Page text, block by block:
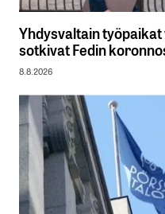
Yhdysvaltain
sotkivat Fedin
8.8.2026